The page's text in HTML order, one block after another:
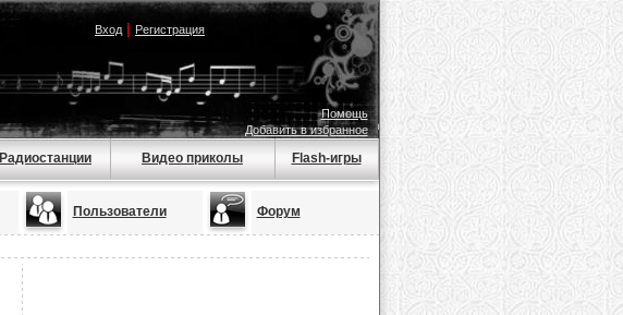
Вход| Регистрация
Помощь
Добавить в избранное
Радиостанции Видео приколы Flash-игры
Пользователи Форум